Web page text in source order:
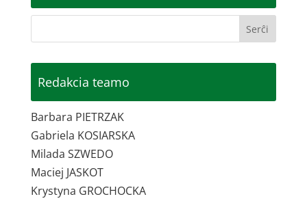
Redakcia teamo
Barbara PIETRZAK
Gabriela KOSIARSKA
Milada SZWEDO
Maciej JASKOT
Krystyna GROCHOCKA